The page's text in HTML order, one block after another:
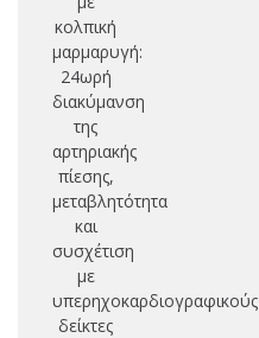
κολπική
μαρμαρυγή:
24ωρή
διακύμανση
της
αρτηριακής
πίεσης,
μεταβλητότητα
και
συσχέτιση
με
υπερηχοκαρδιογραφικούς
δείκτες